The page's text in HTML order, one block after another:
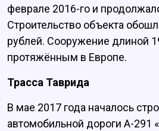
феврале 2016-го и
Строительство объекта
рублей. Сооружение длиной
протяжённым в Европе.
Трасса Таврида
В мае 2017 года началось
автомобильной дороги А-291